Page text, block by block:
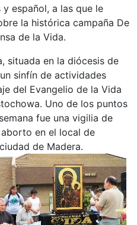
español, a las que le
la histórica campaña De
de la Vida.
situada en la diócesis de
sinfín de actividades
del Evangelio de la Vida
Uno de los puntos
fue una vigilia de
en el local de
de Madera.